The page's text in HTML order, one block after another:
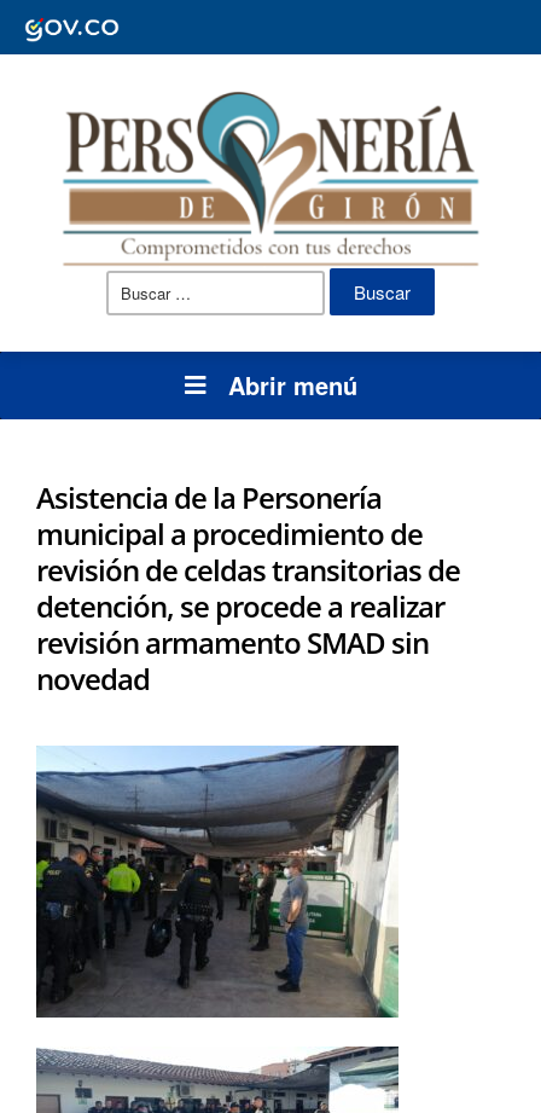
Buscar:
Abrir menú
Asistencia de la Personería
municipal a procedimiento de
revisión de celdas transitorias de
detención, se procede a realizar
revisión armamento SMAD sin
novedad